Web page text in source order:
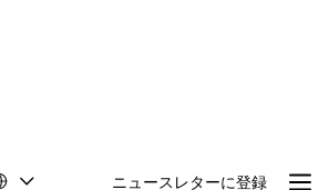
ニュースレターに登録